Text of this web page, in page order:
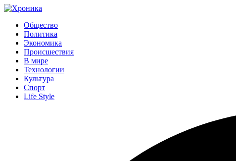
Общество
Политика
Экономика
Происшествия
В мире
Технологии
Культура
Спорт
Life Style